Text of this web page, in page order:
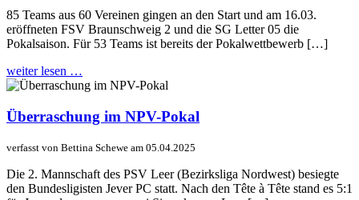
85 Teams aus 60 Vereinen gingen an den Start und am 16.03.
eröffneten FSV Braunschweig 2 und die SG Letter 05 die
Pokalsaison. Für 53 Teams ist bereits der Pokalwettbewerb […]
weiter lesen …
Überraschung im NPV-Pokal
verfasst von Bettina Schewe am 05.04.2025
Die 2. Mannschaft des PSV Leer (Bezirksliga Nordwest) besiegte
den Bundesligisten Jever PC statt. Nach den Tête à Tête stand es 5:1